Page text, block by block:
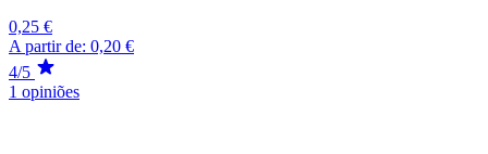
0,25 €
A partir de: 0,20 €
4/5
1 opiniões